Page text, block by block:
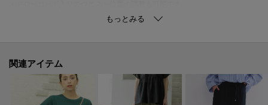
・マシンウォッシャブルやイージーアイロン機能付きで、お家でのお手入れ
も簡単です。
関連アイテム